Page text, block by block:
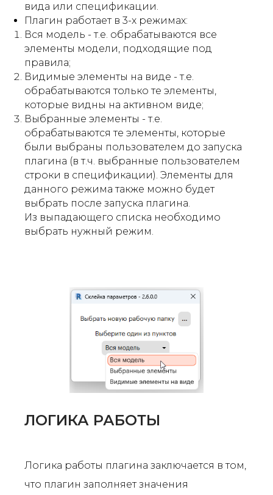
вида или спецификации.
Плагин работает в 3-х режимах:
Вся модель - т.е. обрабатываются все
элементы модели, подходящие под
правила;
Видимые элементы на виде - т.е.
обрабатываются только те элементы,
которые видны на активном виде;
Выбранные элементы - т.е.
обрабатываются те элементы, которые
были выбраны пользователем до запуска
плагина (в т.ч. выбранные пользователем
строки в спецификации). Элементы для
данного режима также можно будет
выбрать после запуска плагина.
Из выпадающего списка необходимо
выбрать нужный режим.
ЛОГИКА РАБОТЫ
Логика работы плагина заключается в том,
что плагин заполняет значения